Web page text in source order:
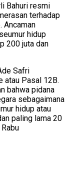
Bahuri resmi
terhadap
Ancaman
hidup
200 juta dan
Safri
atau Pasal 12B.
bahwa pidana
sebagaimana
hidup atau
paling lama 20